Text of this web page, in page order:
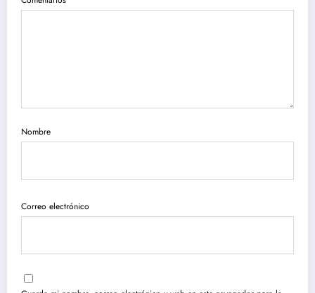
Nombre
Correo electrónico